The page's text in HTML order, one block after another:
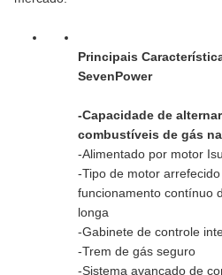
Principais
SevenPower
-Capacidade de
combustíveis de gás
-Alimentado por motor
-Tipo de motor
funcionamento contínuo
longa
-Gabinete de controle
-Trem de gás seguro
-Sistema avançado de